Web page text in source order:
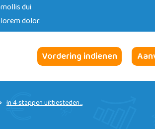
mollis dui
lorem dolor.
Vordering indienen
In 4 stappen uitbesteden...